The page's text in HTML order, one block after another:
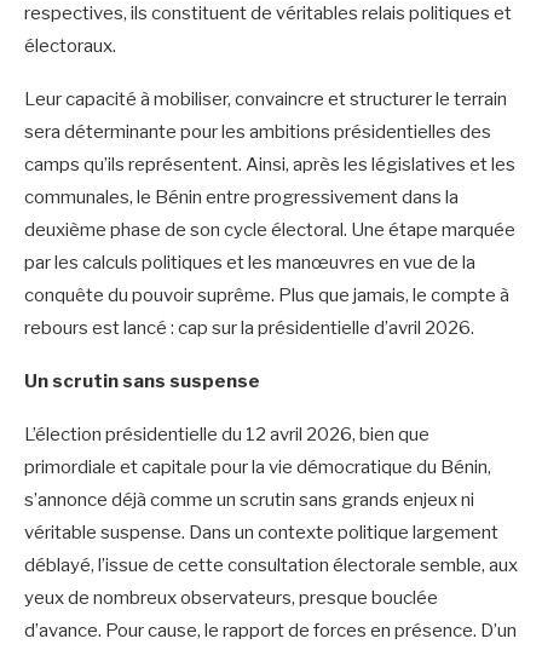
respectives, ils constituent de véritables relais politiques et
électoraux.
Leur capacité à mobiliser, convaincre et structurer le terrain
sera déterminante pour les ambitions présidentielles des
camps qu’ils représentent. Ainsi, après les législatives et les
communales, le Bénin entre progressivement dans la
deuxième phase de son cycle électoral. Une étape marquée
par les calculs politiques et les manœuvres en vue de la
conquête du pouvoir suprême. Plus que jamais, le compte à
rebours est lancé : cap sur la présidentielle d’avril 2026.
Un scrutin sans suspense
L’élection présidentielle du 12 avril 2026, bien que
primordiale et capitale pour la vie démocratique du Bénin,
s’annonce déjà comme un scrutin sans grands enjeux ni
véritable suspense. Dans un contexte politique largement
déblayé, l’issue de cette consultation électorale semble, aux
yeux de nombreux observateurs, presque bouclée
d’avance. Pour cause, le rapport de forces en présence. D’un